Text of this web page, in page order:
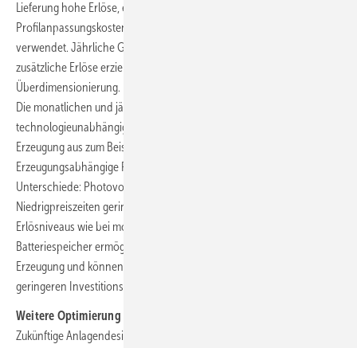
Lieferung hohe Erlöse, erfordern jedoch erhöhte Investitionen und
Profilanpassungskosten. Sie werden als Basis der Betrachtung
verwendet. Jährliche Grundlasten können in Hochpreisphasen
zusätzliche Erlöse erzielen, erfordern jedoch deutlich höhere
Überdimensionierung.
Die monatlichen und jährlichen Grundlastprofile sind
technologieunabhängig und gelten damit auch für die theoretische
Erzeugung aus zum Beispiel Wind+PV+Speichern.
Erzeugungsabhängige PPAs zeigen technologiespezifische
Unterschiede: Photovoltaik erzielt aufgrund der Erzeugung in
Niedrigpreiszeiten geringere Erlöse, während Wind ähnliche
Erlösniveaus wie bei monatlicher Grundlast erreichen kann.
Batteriespeicher ermöglichen eine zeitliche Verschiebung der
Erzeugung und können Erlöse bis auf Grundlastniveau anheben, bei
geringeren Investitionskosten.
Weitere Optimierung und Ausblick
Zukünftige Anlagendesigns und Projekte optimieren zunehmend nicht